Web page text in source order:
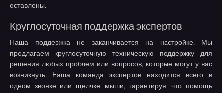
оставлены.
Круглосуточная поддержка экспертов
Наша поддержка не заканчивается на настройке. Мы
предлагаем круглосуточную техническую поддержку для
решения любых проблем или вопросов, которые могут у вас
возникнуть. Наша команда экспертов находится всего в
одном звонке или щелчке мыши, гарантируя, что помощь